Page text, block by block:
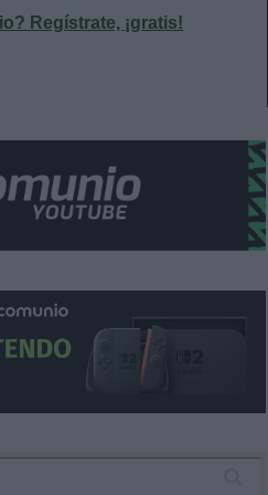
Regístrate, ¡gratis!